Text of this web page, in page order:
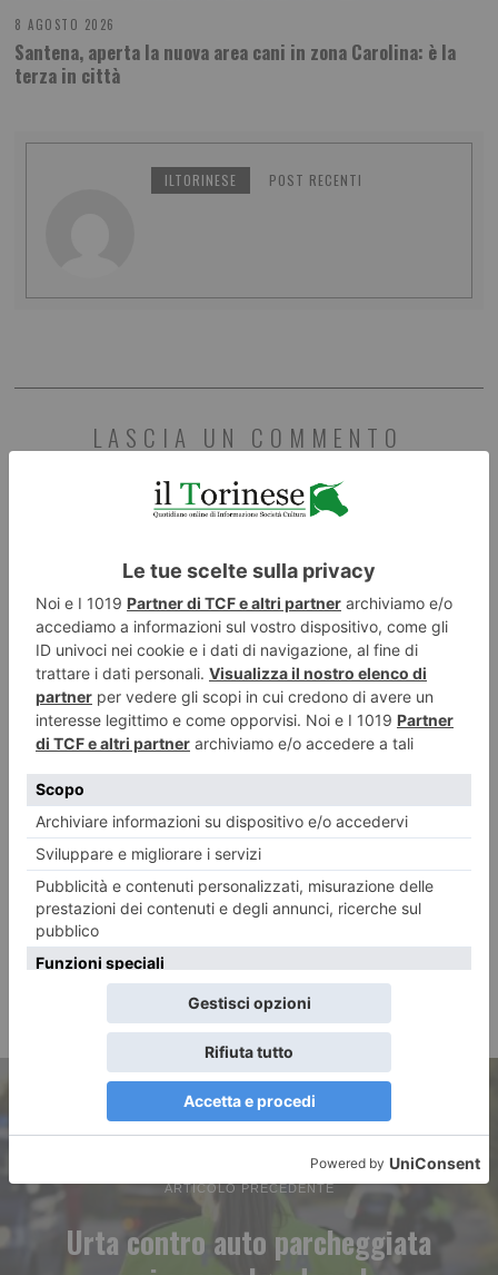
8 AGOSTO 2026
Santena, aperta la nuova area cani in zona Carolina: è la
terza in città
ILTORINESE POST RECENTI
LASCIA UN COMMENTO
ARTICOLO PRECEDENTE
Urta contro auto parcheggiata